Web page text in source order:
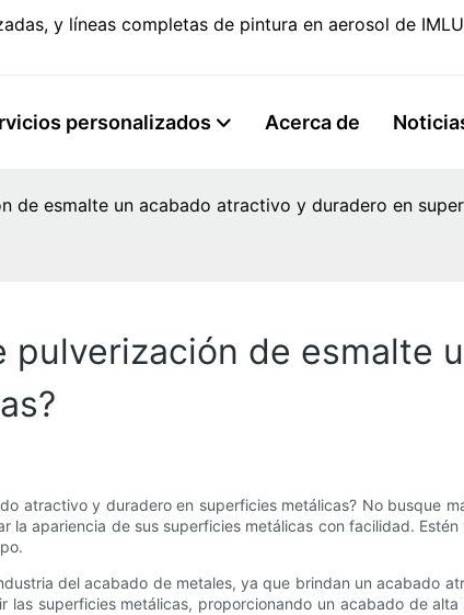
y líneas completas de pintura en aerosol de
personalizados Acerca de
de esmalte un acabado atractivo y duradero en
pulverización de esmalte
atractivo y duradero en superficies metálicas? No busque
apariencia de sus superficies metálicas con facilidad.
del acabado de metales, ya que brindan un acabado
superficies metálicas, proporcionando un acabado de